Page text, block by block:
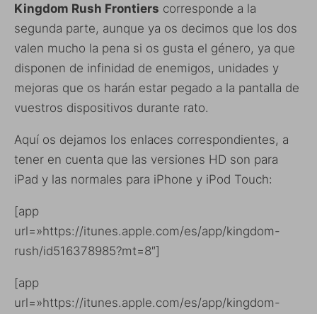
Kingdom Rush Frontiers corresponde a la
segunda parte, aunque ya os decimos que los dos
valen mucho la pena si os gusta el género, ya que
disponen de infinidad de enemigos, unidades y
mejoras que os harán estar pegado a la pantalla de
vuestros dispositivos durante rato.
Aquí os dejamos los enlaces correspondientes, a
tener en cuenta que las versiones HD son para
iPad y las normales para iPhone y iPod Touch:
[app
url=»https://itunes.apple.com/es/app/kingdom-
rush/id516378985?mt=8″]
[app
url=»https://itunes.apple.com/es/app/kingdom-